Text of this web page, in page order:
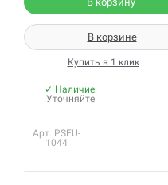
В корзине
Купить в 1 клик
✓ Наличие:
Уточняйте
Арт. PSEU-
1044